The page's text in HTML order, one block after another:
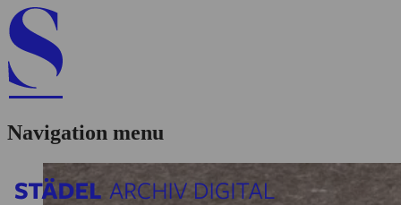
Navigation menu